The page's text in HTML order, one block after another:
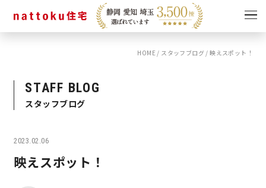
キャンペーン
ショールーム
スタッフブログ
HOME/ スタッフブログ/映えスポット！
STAFF BLOG
スタッフブログ
2023.02.06
映えスポット！